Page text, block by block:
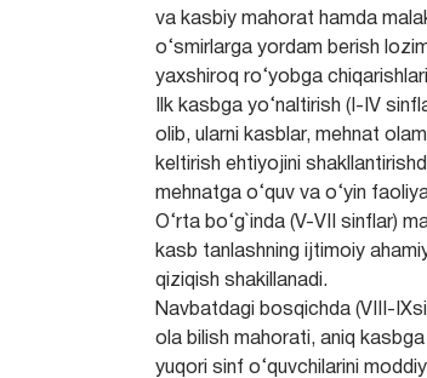
va kasbiy mahorat hamda
o‘smirlarga yordam berish
yaxshiroq ro‘yobga
Ilk kasbga yo‘naltirish (I-IV
olib, ularni kasblar, mehnat
keltirish ehtiyojini
mehnatga o‘quv va o‘yin
O‘rta bo‘g`inda (V-VII sinflar)
kasb tanlashning ijtimoiy
qiziqish shakillanadi.
Navbatdagi bosqichda (VIII-
ola bilish mahorati, aniq
yuqori sinf o‘quvchilarini